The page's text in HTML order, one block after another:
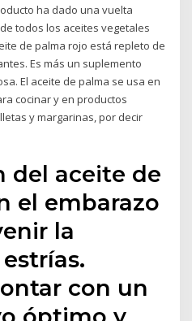
ha dado una vuelta
todos los aceites vegetales
de palma rojo está repleto de
Es más un suplemento
El aceite de palma se usa en
cocinar y en productos
y margarinas, por decir
del aceite de
el embarazo
la
con un